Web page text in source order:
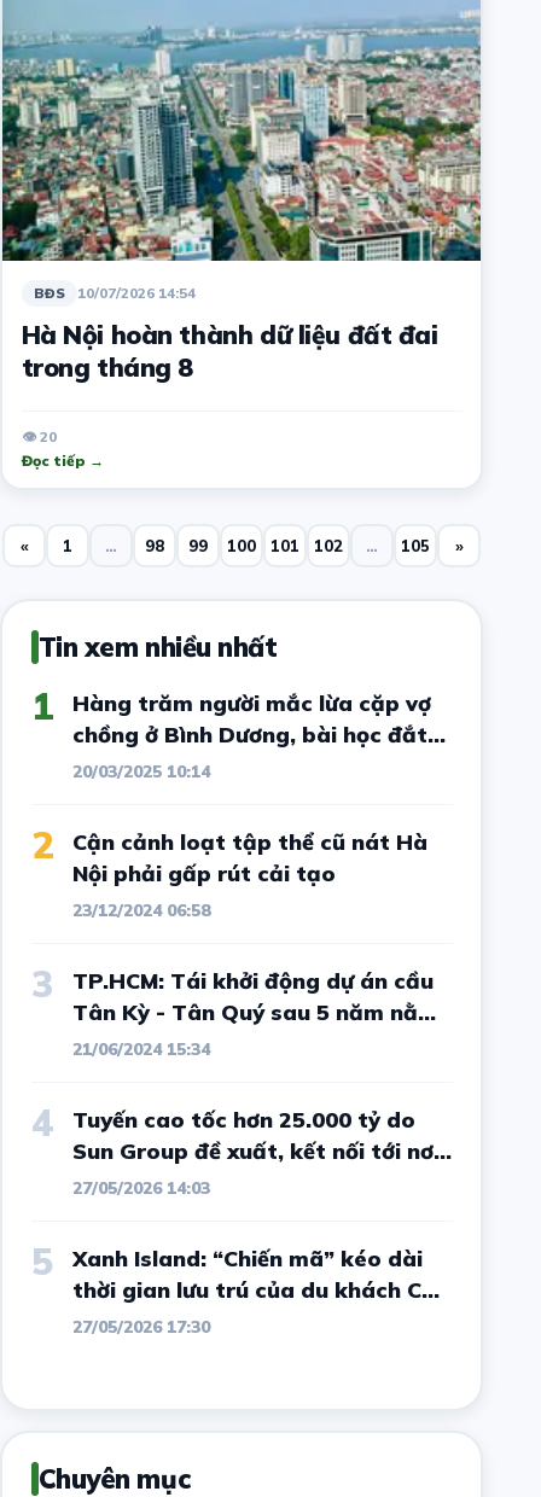
BĐS 10/07/2026 14:54
Hà Nội hoàn thành dữ liệu đất đai
trong tháng 8
👁 20
Đọc tiếp →
« 1 … 98 99 100 101 102 … 105 »
Tin xem nhiều nhất
1
Hàng trăm người mắc lừa cặp vợ
chồng ở Bình Dương, bài học đắt
giá cho vô số nhà đầu tư đất nền
20/03/2025 10:14
2
Cận cảnh loạt tập thể cũ nát Hà
Nội phải gấp rút cải tạo
23/12/2024 06:58
3
TP.HCM: Tái khởi động dự án cầu
Tân Kỳ - Tân Quý sau 5 năm nằm
im
21/06/2024 15:34
4
Tuyến cao tốc hơn 25.000 tỷ do
Sun Group đề xuất, kết nối tới nơi
từng "sôi sục" vì sốt đất và được
Nguyên có diễn biến mới
27/05/2026 14:03
5
Xanh Island: “Chiến mã” kéo dài
thời gian lưu trú của du khách Cát
Bà
27/05/2026 17:30
Chuyên mục